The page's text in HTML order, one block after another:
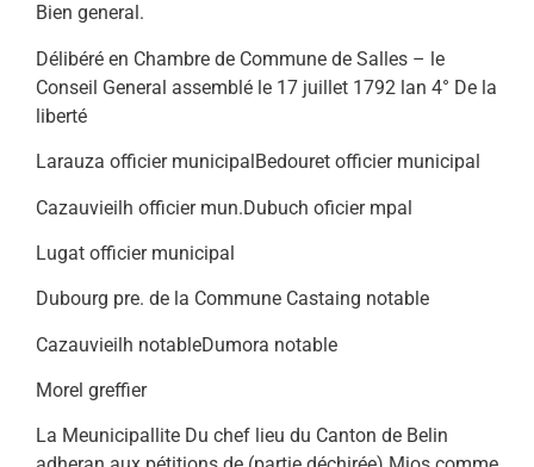
Bien general.
Délibéré en Chambre de Commune de Salles – le
Conseil General assemblé le 17 juillet 1792 lan 4° De la
liberté
Larauza officier municipalBedouret officier municipal
Cazauvieilh officier mun.Dubuch oficier mpal
Lugat officier municipal
Dubourg pre. de la Commune Castaing notable
Cazauvieilh notableDumora notable
Morel greffier
La Meunicipallite Du chef lieu du Canton de Belin